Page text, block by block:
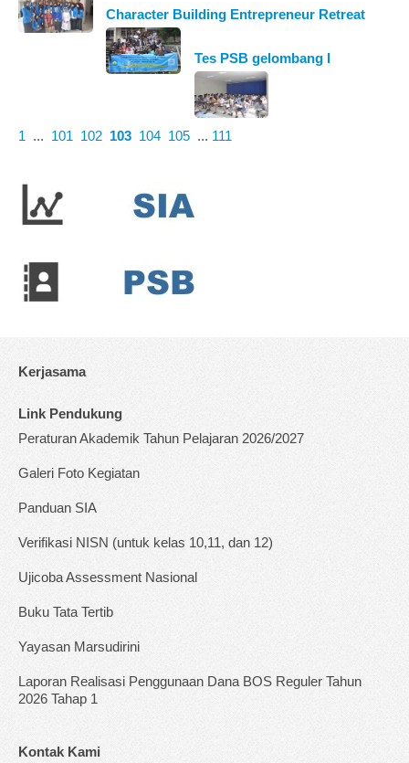
Character Building Entrepreneur Retreat
Tes PSB gelombang I
1 ... 101 102 103 104 105 ... 111
Kerjasama
Link Pendukung
Peraturan Akademik Tahun Pelajaran 2026/2027
Galeri Foto Kegiatan
Panduan SIA
Verifikasi NISN (untuk kelas 10,11, dan 12)
Ujicoba Assessment Nasional
Buku Tata Tertib
Yayasan Marsudirini
Laporan Realisasi Penggunaan Dana BOS Reguler Tahun
2026 Tahap 1
Kontak Kami